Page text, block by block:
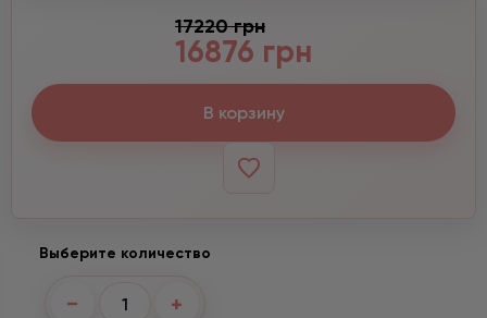
17220 грн
16876 грн
В корзину
Выберите количество
− +